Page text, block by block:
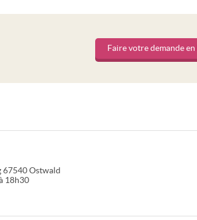
Faire votre demande
67540 Ostwald
18h30